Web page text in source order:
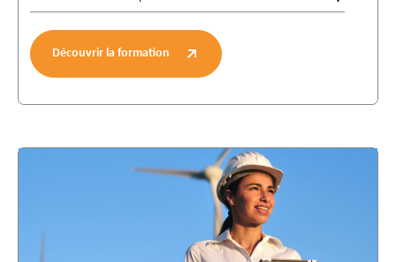
Découvrir la formation